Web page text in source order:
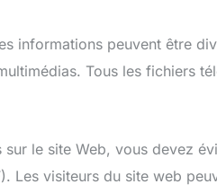
informations peuvent être
Tous les fichiers
le site Web, vous devez
Les visiteurs du site web